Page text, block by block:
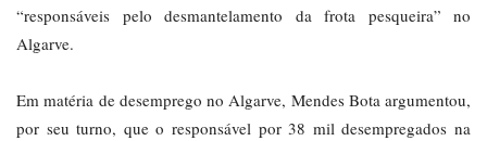
“responsáveis pelo desmantelamento da frota pesqueira” no
Algarve.
Em matéria de desemprego no Algarve, Mendes Bota argumentou,
por seu turno, que o responsável por 38 mil desempregados na